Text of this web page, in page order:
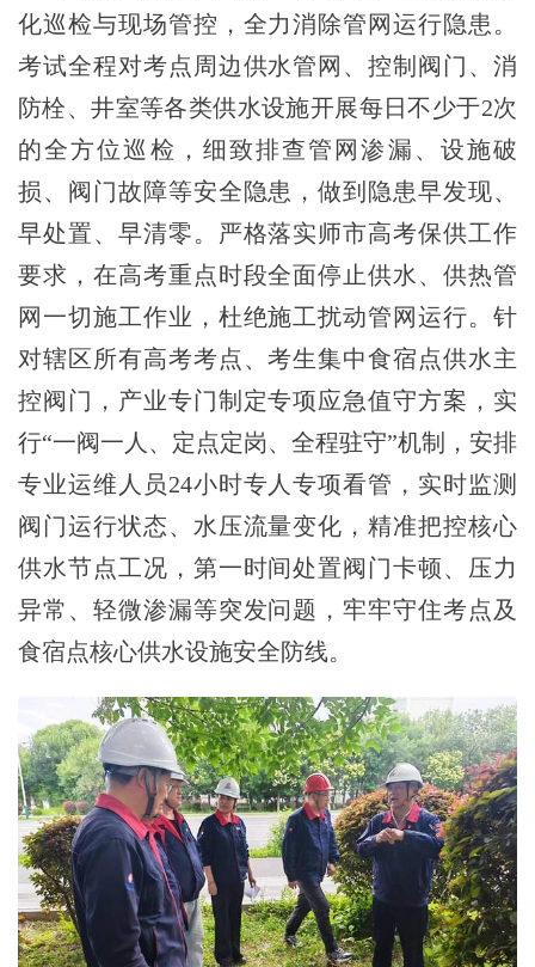
化巡检与现场管控，全力消除管网运行隐患。
考试全程对考点周边供水管网、控制阀门、消
防栓、井室等各类供水设施开展每日不少于2次
的全方位巡检，细致排查管网渗漏、设施破
损、阀门故障等安全隐患，做到隐患早发现、
早处置、早清零。严格落实师市高考保供工作
要求，在高考重点时段全面停止供水、供热管
网一切施工作业，杜绝施工扰动管网运行。针
对辖区所有高考考点、考生集中食宿点供水主
控阀门，产业专门制定专项应急值守方案，实
行“一阀一人、定点定岗、全程驻守”机制，安排
专业运维人员24小时专人专项看管，实时监测
阀门运行状态、水压流量变化，精准把控核心
供水节点工况，第一时间处置阀门卡顿、压力
异常、轻微渗漏等突发问题，牢牢守住考点及
食宿点核心供水设施安全防线。